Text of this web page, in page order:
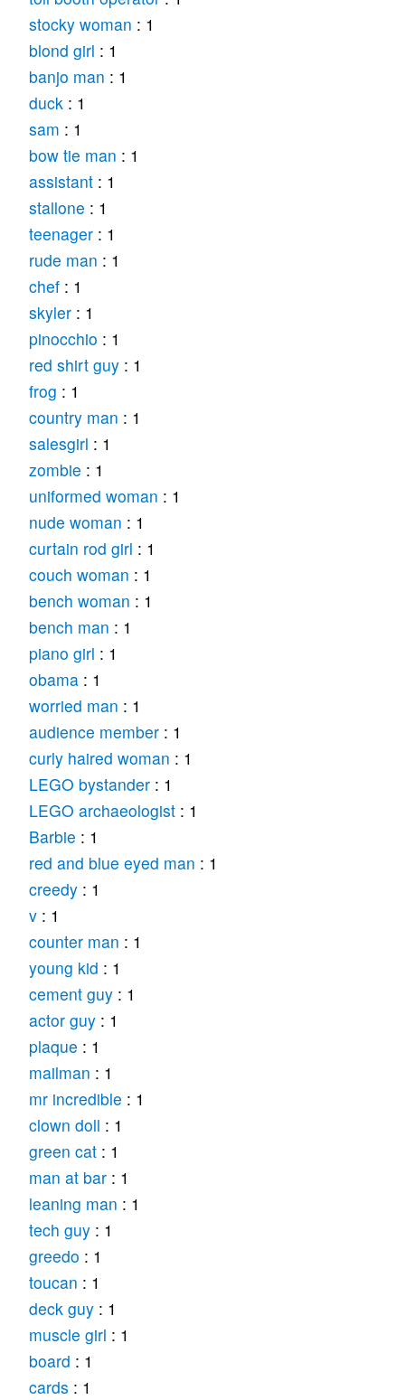
stocky woman : 1
blond girl : 1
banjo man : 1
duck: 1
sam : 1
bow tie man : 1
assistant: 1
stallone : 1
teenager: 1
rude man : 1
chef: 1
skyler: 1
pinocchio : 1
red shirt guy: 1
frog : 1
country man : 1
salesgirl : 1
zombie : 1
uniformed woman : 1
nude woman : 1
curtain rod girl : 1
couch woman : 1
bench woman : 1
bench man : 1
piano girl : 1
obama: 1
worried man : 1
audience member: 1
curly haired woman : 1
LEGO bystander: 1
LEGO archaeologist: 1
Barbie : 1
red and blue eyed man : 1
creedy: 1
v: 1
counter man : 1
young kid : 1
cement guy: 1
actor guy: 1
plaque : 1
mailman : 1
mr incredible : 1
clown doll : 1
green cat: 1
man at bar: 1
leaning man : 1
tech guy: 1
greedo : 1
toucan : 1
deck guy: 1
muscle girl : 1
board : 1
cards : 1